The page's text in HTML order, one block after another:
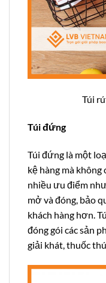
Túi
Túi đứng
Túi đứng là một
kệ hàng mà
nhiều ưu điểm
mở và đóng, bảo
khách hàng hơn.
đóng gói các sản
giải khát, thuốc